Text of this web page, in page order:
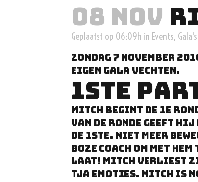
08 NOV
Geplaatst op 06:09h in Events, Gala's
zondag 7 november
eigen gala vechten.
1STE
Mitch begint de 1e
van de ronde geeft hij
de 1ste. niet meer
boze coach om met
laat! Mitch verliest
tja emoties. Mitch is